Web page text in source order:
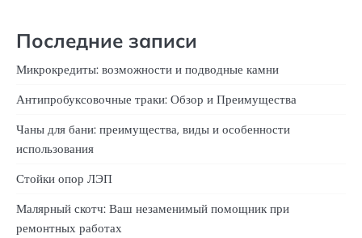
Последние записи
Микрокредиты: возможности и подводные камни
Антипробуксовочные траки: Обзор и Преимущества
Чаны для бани: преимущества, виды и особенности
использования
Стойки опор ЛЭП
Малярный скотч: Ваш незаменимый помощник при
ремонтных работах